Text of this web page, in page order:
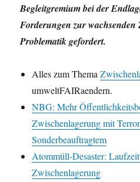
Begleitgremium bei der
Forderungen zur wachsenden
Problematik gefordert.
Alles zum Thema
umweltFAIRaendern.
NBG: Mehr
Zwischenlagerung mit
Sonderbeauftragtem
Atommüll-Desaster:
Zwischenlagerung